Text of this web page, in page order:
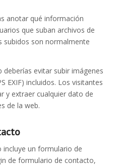
anotar qué información
que suban archivos de
subidos son normalmente
deberías evitar subir imágenes
EXIF) incluidos. Los visitantes
y extraer cualquier dato de
de la web.
incluye un formulario de
de formulario de contacto,